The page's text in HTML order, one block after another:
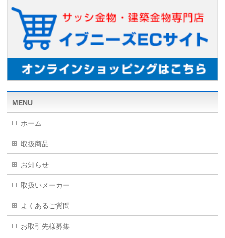
MENU
ホーム
取扱商品
お知らせ
取扱いメーカー
よくあるご質問
お取引先様募集